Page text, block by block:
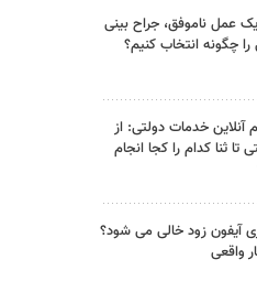
عمل ناموفق، جراح بینی
را چگونه انتخاب کنیم؟
آنلاین خدمات دولتی: از
تا ثنا کدام را کجا انجام
آیفون زود خالی می شود؟